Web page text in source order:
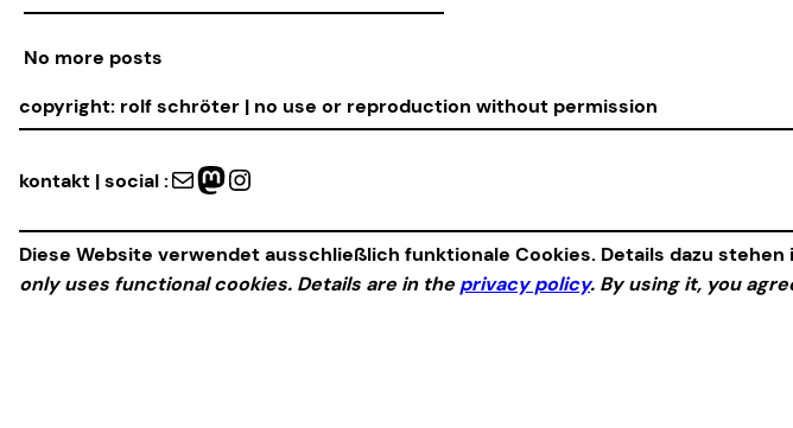
No more posts
copyright: rolf schröter | no use or reproduction without permission
kontakt | social :Mail Mastodon Instagram
Diese Website verwendet ausschließlich funktionale Cookies. Details dazu stehen
only uses functional cookies. Details are in the privacy policy. By using it, you